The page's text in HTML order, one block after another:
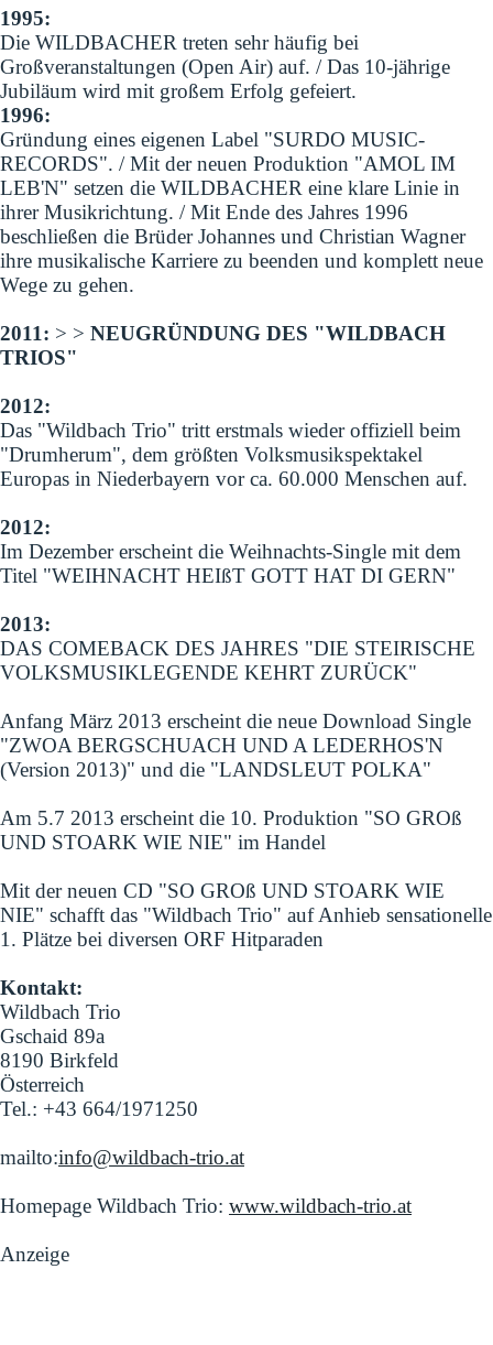
1995:
Die WILDBACHER treten sehr häufig bei
Großveranstaltungen (Open Air) auf. / Das 10-jährige
Jubiläum wird mit großem Erfolg gefeiert.
1996:
Gründung eines eigenen Label "SURDO MUSIC-
RECORDS". / Mit der neuen Produktion "AMOL IM
LEB'N" setzen die WILDBACHER eine klare Linie in
ihrer Musikrichtung. / Mit Ende des Jahres 1996
beschließen die Brüder Johannes und Christian Wagner
ihre musikalische Karriere zu beenden und komplett neue
Wege zu gehen.
2011: > > NEUGRÜNDUNG DES "WILDBACH
TRIOS"
2012:
Das "Wildbach Trio" tritt erstmals wieder offiziell beim
"Drumherum", dem größten Volksmusikspektakel
Europas in Niederbayern vor ca. 60.000 Menschen auf.
2012:
Im Dezember erscheint die Weihnachts-Single mit dem
Titel "WEIHNACHT HEIßT GOTT HAT DI GERN"
2013:
DAS COMEBACK DES JAHRES "DIE STEIRISCHE
VOLKSMUSIKLEGENDE KEHRT ZURÜCK"
Anfang März 2013 erscheint die neue Download Single
"ZWOA BERGSCHUACH UND A LEDERHOS'N
(Version 2013)" und die "LANDSLEUT POLKA"
Am 5.7 2013 erscheint die 10. Produktion "SO GROß
UND STOARK WIE NIE" im Handel
Mit der neuen CD "SO GROß UND STOARK WIE
NIE" schafft das "Wildbach Trio" auf Anhieb sensationelle
1. Plätze bei diversen ORF Hitparaden
Kontakt:
Wildbach Trio
Gschaid 89a
8190 Birkfeld
Österreich
Tel.: +43 664/1971250
mailto:info@wildbach-trio.at
Homepage Wildbach Trio: www.wildbach-trio.at
Anzeige